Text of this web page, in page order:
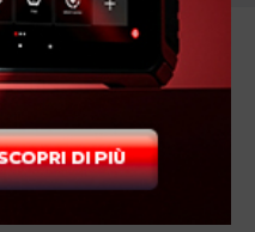
PERFETTA , RIPROVATA
NERO ERRORE IN
NON PLAUSIBILE
P 1462 QUALCUNO SA